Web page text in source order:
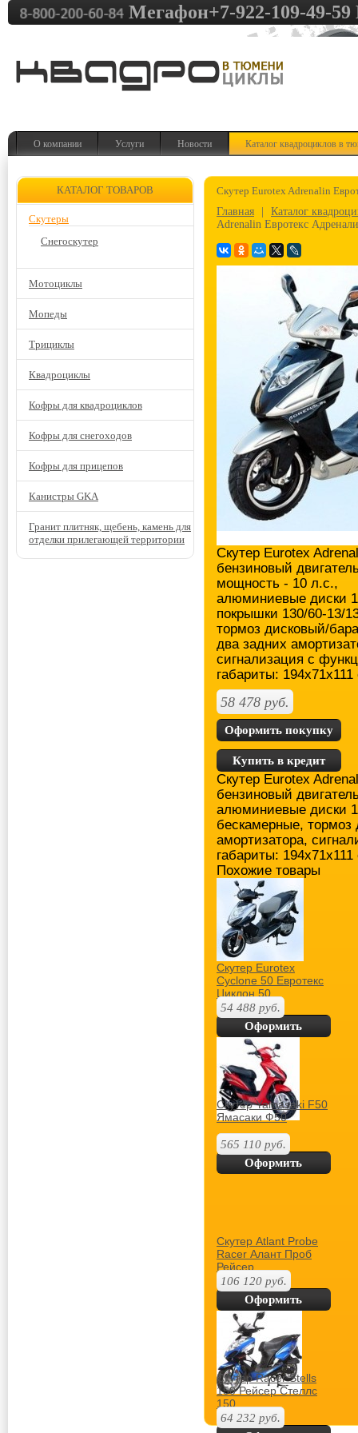
Мегафон+7-922-109-49-59
О компании Услуги Новости Каталог квадроциклов в
Скутер Eurotex Adrenalin
Главная
Каталог
Adrenalin Евротекс
Скутер Eurotex
бензиновый
мощность - 10 л.с.,
алюминиевые диски
покрышки 130/60-13/
тормоз дисковый/
два задних
сигнализация с
габариты:
58 478 руб.
Оформить покупку
Купить в кредит
Скутер Eurotex
бензиновый
алюминиевые диски
бескамерные,
амортизатора,
габариты:
Похожие товары
Скутер Eurotex
Cyclone 50 Евротекс
Циклон 50
54 488 руб.
Оформить
покупку
Скутер Yamasaki F50
Ямасаки Ф50
565 110 руб.
Оформить
Скутер Atlant Probe
Racer Алант Проб
Рейсер
106 120 руб.
Оформить
покупку
Скутер Racer Stells
150 Рейсер Стеллс
150
64 232 руб.
КАТАЛОГ ТОВАРОВ
Скутеры
Снегоскутер
Мотоциклы
Мопеды
Трициклы
Квадроциклы
Кофры для квадроциклов
Кофры для снегоходов
Кофры для прицепов
Канистры GKA
Гранит плитняк, щебень, камень для
отделки прилегающей территории